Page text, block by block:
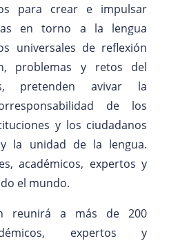
para crear e impulsar
en torno a la lengua
universales de reflexión
problemas y retos del
pretenden avivar la
de los
y los ciudadanos
la unidad de la lengua.
académicos, expertos y
el mundo.
reunirá a más de 200
expertos y